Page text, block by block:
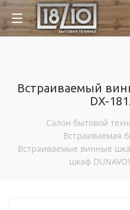
Встраиваемый
DX-
Салон бытовой
Встраиваемая
Встраиваемые винные
шкаф